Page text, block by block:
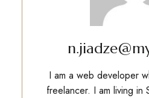
I am a web developer
freelancer. I am living in